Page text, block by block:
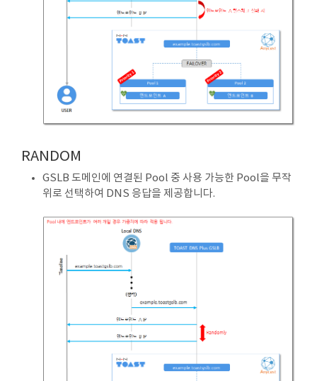
RANDOM
GSLB 도메인에 연결된 Pool 중 사용 가능한 Pool을 무작
위로 선택하여 DNS 응답을 제공합니다.